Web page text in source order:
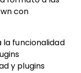
con
la funcionalidad
y plugins